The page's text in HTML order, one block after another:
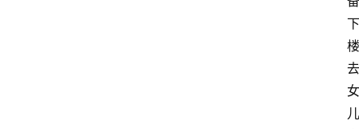
下
楼
去
女
儿